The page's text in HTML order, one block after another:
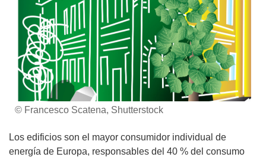
© Francesco Scatena, Shutterstock
Los edificios son el mayor consumidor individual de
energía de Europa, responsables del 40 % del consumo